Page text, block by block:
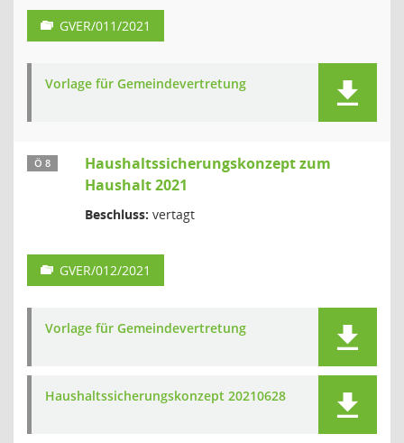
GVER/011/2021
Vorlage für Gemeindevertretung
Ö 8
Haushaltssicherungskonzept zum
Haushalt 2021
Beschluss: vertagt
GVER/012/2021
Vorlage für Gemeindevertretung
Haushaltssicherungskonzept 20210628